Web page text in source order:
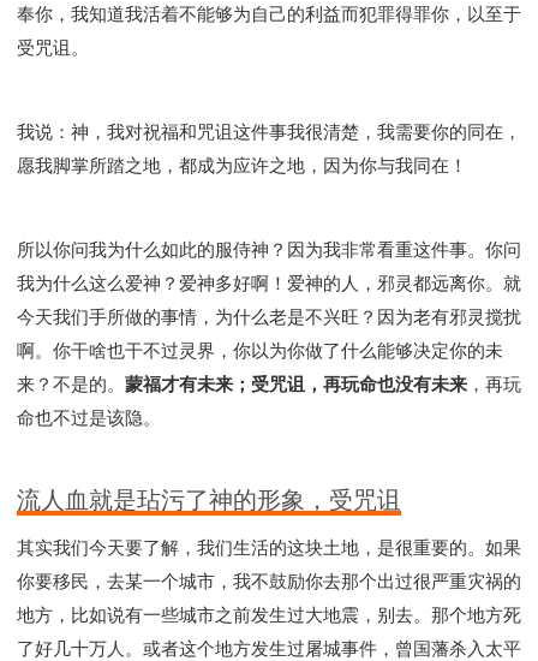
奉你，我知道我活着不能够为自己的利益而犯罪得罪你，以至于
受咒诅。
我说：神，我对祝福和咒诅这件事我很清楚，我需要你的同在，
愿我脚掌所踏之地，都成为应许之地，因为你与我同在！
所以你问我为什么如此的服侍神？因为我非常看重这件事。你问
我为什么这么爱神？爱神多好啊！爱神的人，邪灵都远离你。就
今天我们手所做的事情，为什么老是不兴旺？因为老有邪灵搅扰
啊。你干啥也干不过灵界，你以为你做了什么能够决定你的未
来？不是的。 蒙福才有未来；受咒诅，再玩命也没有未来 ，再玩
命也不过是该隐。
流人血就是玷污了神的形象，受咒诅
其实我们今天要了解，我们生活的这块土地，是很重要的。如果
你要移民，去某一个城市，我不鼓励你去那个出过很严重灾祸的
地方，比如说有一些城市之前发生过大地震，别去。那个地方死
了好几十万人。或者这个地方发生过屠城事件，曾国藩杀入太平